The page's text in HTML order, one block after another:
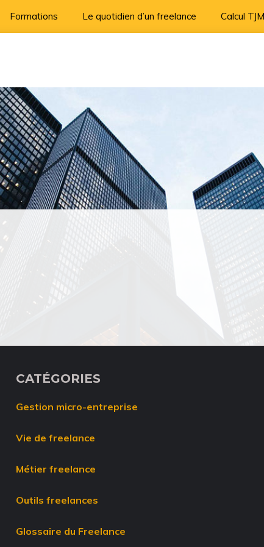
Formations Le quotidien d’un freelance Calcul TJM
CATÉGORIES
Gestion micro-entreprise
Vie de freelance
Métier freelance
Outils freelances
Glossaire du Freelance